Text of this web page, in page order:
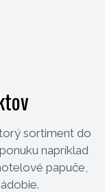
sortiment do
napríklad
papuče,